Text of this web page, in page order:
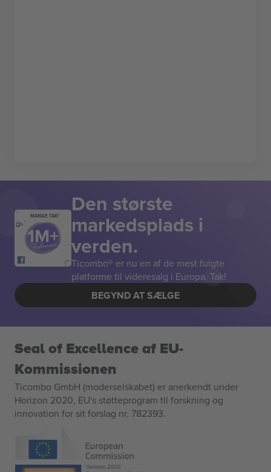
MANGE TAK! Den største
markedsplads i
verden.
Ticombo® er nu en af de mest fulgte
platforme til videresalg i Europa. Tak!
BEGYND AT SÆLGE
Seal of Excellence af EU-
Kommissionen
Ticombo GmbH (moderselskabet) er anerkendt under
Horizon 2020, EU's støtteprogram til forskning og
innovation for sit forslag nr. 782393.